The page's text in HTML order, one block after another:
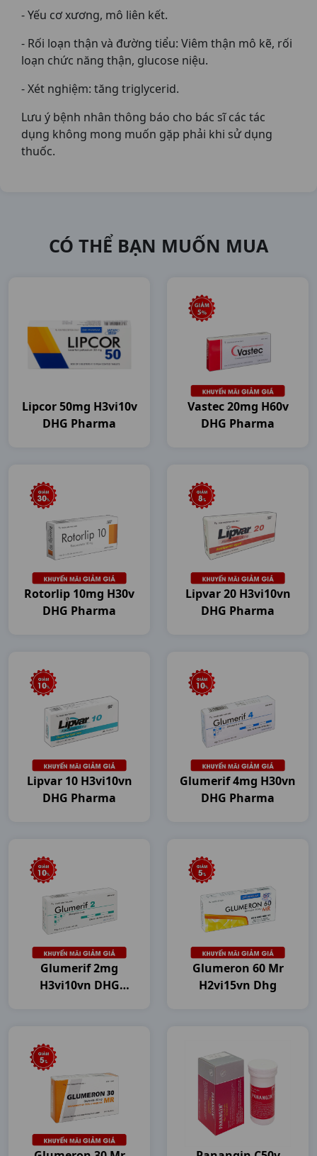
- Yếu cơ xương, mô liên kết.
- Rối loạn thận và đường tiểu: Viêm thận mô kẽ, rối
loạn chức năng thận, glucose niệu.
- Xét nghiệm: tăng triglycerid.
Lưu ý bệnh nhân thông báo cho bác sĩ các tác
dụng không mong muốn gặp phải khi sử dụng
thuốc.
CÓ THỂ BẠN MUỐN MUA
Lipcor 50mg H3vi10v
DHG Pharma
Vastec 20mg H60v
DHG Pharma
Rotorlip 10mg H30v
DHG Pharma
Lipvar 20 H3vi10vn
DHG Pharma
Lipvar 10 H3vi10vn
DHG Pharma
Glumerif 4mg H30vn
DHG Pharma
Glumerif 2mg
H3vi10vn DHG
Glumeron 60 Mr
H2vi15vn Dhg